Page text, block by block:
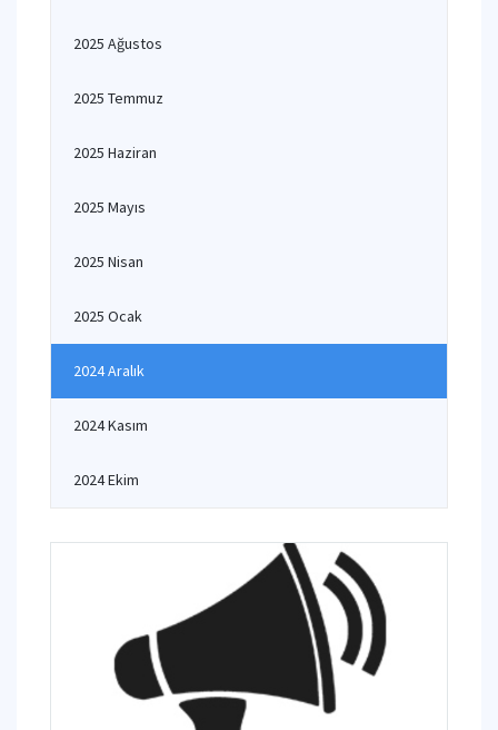
2025 Ağustos
2025 Temmuz
2025 Haziran
2025 Mayıs
2025 Nisan
2025 Ocak
2024 Aralık
2024 Kasım
2024 Ekim